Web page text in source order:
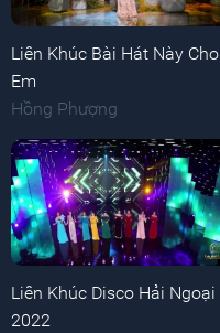
Liên Khúc Bài Hát Này Cho
Em
Hồng Phượng
Liên Khúc Disco Hải Ngoại
2022